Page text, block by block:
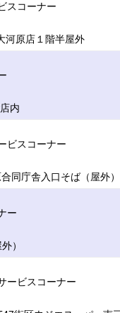
スコーナー
原店１階半屋外
内
ビスコーナー
同庁舎入口そば（屋外）
ー
）
ービスコーナー